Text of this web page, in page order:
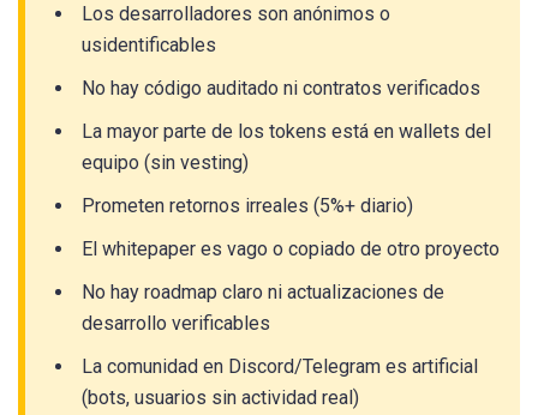
Los desarrolladores son anónimos o
usidentificables
No hay código auditado ni contratos verificados
La mayor parte de los tokens está en wallets del
equipo (sin vesting)
Prometen retornos irreales (5%+ diario)
El whitepaper es vago o copiado de otro proyecto
No hay roadmap claro ni actualizaciones de
desarrollo verificables
La comunidad en Discord/Telegram es artificial
(bots, usuarios sin actividad real)